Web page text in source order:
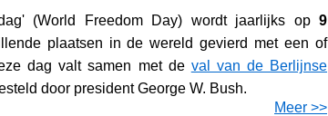
(World Freedom Day) wordt jaarlijks op 9
plaatsen in de wereld gevierd met een of
dag valt samen met de val van de Berlijnse
door president George W. Bush.
Meer >>